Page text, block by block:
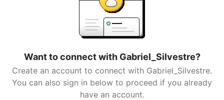
Want to connect with Gabriel_Silvestre?
Create an account to connect with Gabriel_Silvestre.
You can also sign in below to proceed if you already
have an account.